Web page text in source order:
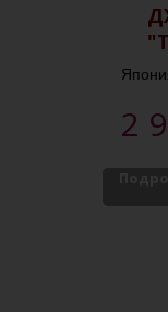
2